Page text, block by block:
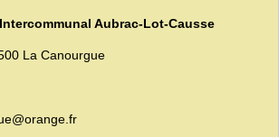
Aubrac-Lot-Causse
La Canourgue